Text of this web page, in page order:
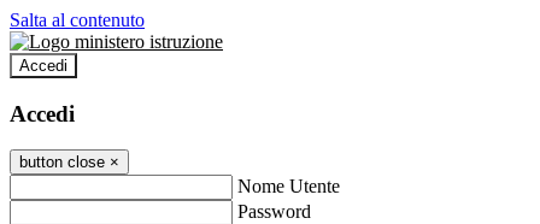
Salta al contenuto
Accedi
Accedi
button close ×
Nome Utente
Password